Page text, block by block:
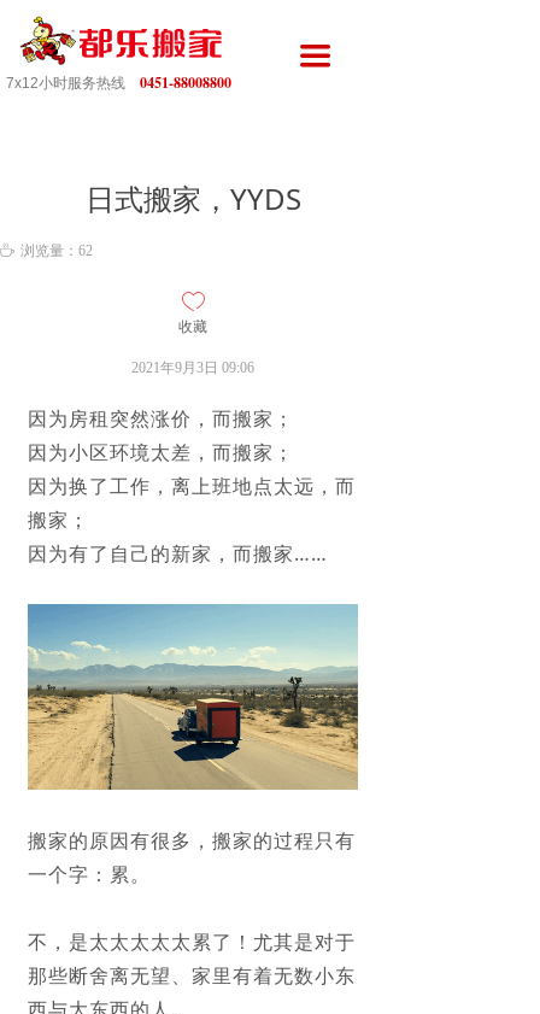
7x12小时服务热线 0451-88008800
끀
日式搬家，YYDS
因为房租突然涨价，而搬家；
因为小区环境太差，而搬家；
因为换了工作，离上班地点太远，而
搬家；
因为有了自己的新家，而搬家……
搬家的原因有很多， 搬家的过程只有
一个字： 累。
不 ，是太太太太太累了！ 尤其是对于
那些断舍离无望、家里有着无数小东
2021年9月3日 09:06
ꄘ 浏览量： 62
ꄀ
收藏